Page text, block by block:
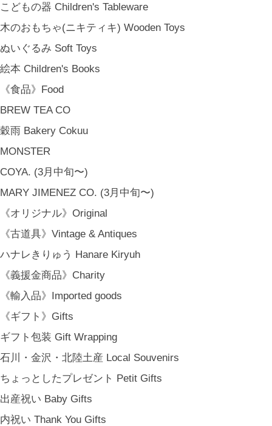
こどもの器 Children's Tableware
木のおもちゃ(ニキティキ) Wooden Toys
ぬいぐるみ Soft Toys
絵本 Children's Books
《食品》Food
BREW TEA CO
穀雨 Bakery Cokuu
MONSTER
COYA. (3月中旬〜)
MARY JIMENEZ CO. (3月中旬〜)
《オリジナル》Original
《古道具》Vintage & Antiques
ハナレきりゅう Hanare Kiryuh
《義援金商品》Charity
《輸入品》Imported goods
《ギフト》Gifts
ギフト包装 Gift Wrapping
石川・金沢・北陸土産 Local Souvenirs
ちょっとしたプレゼント Petit Gifts
出産祝い Baby Gifts
内祝い Thank You Gifts
金沢・北陸で生まれたさまざまな作品を中心に、物語を宿し、使う人の
美しさに、和と洋、OLD & NEW のインスピレーションを重ね、暮らし
の中で愉しむインテリアスタイリングをご提案しています。 casa rua [
カーサ・ルア] 石川県金沢市尾張町2-14-20 八百萬本舗 内 casa rua / A
RU / icca / icca nicca Home Page Production & Photos by rua., co. ltd
HOME
SHOP INFO
SHOPPING GUIDE
FAQ
CONTACT
[ MEMBERSHIP ]
TOP
MY PAGE
[ MAIL MAGAZINE ]